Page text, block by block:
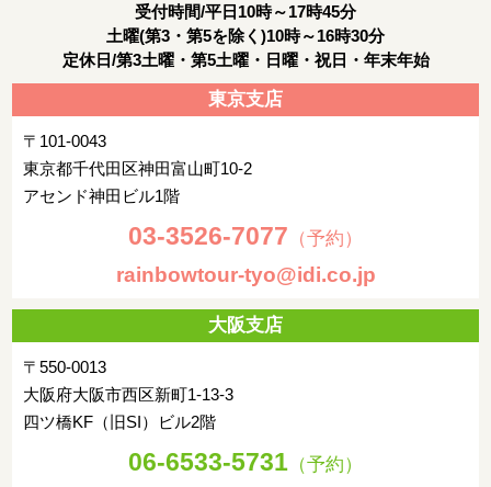
朝：ホテルにて朝食
羽田空港着後(22:30着予定)、解散
受付時間/平日10時～17時45分
土曜(第3・第5を除く)10時～16時30分
定休日/第3土曜・第5土曜・日曜・祝日・年末年始
東京支店
〒101-0043
東京都千代田区神田富山町10-2
アセンド神田ビル1階
03-3526-7077 （予約）
rainbowtour-tyo@idi.co.jp
大阪支店
〒550-0013
大阪府大阪市西区新町1-13-3
四ツ橋KF（旧SI）ビル2階
06-6533-5731 （予約）